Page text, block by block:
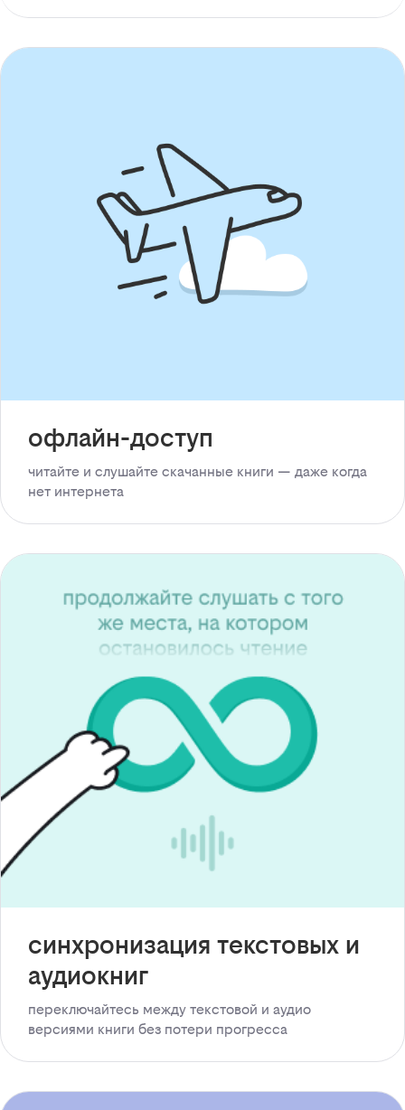
офлайн-доступ
читайте и слушайте скачанные книги — даже когда
нет интернета
синхронизация текстовых и
аудиокниг
переключайтесь между текстовой и аудио
версиями книги без потери прогресса